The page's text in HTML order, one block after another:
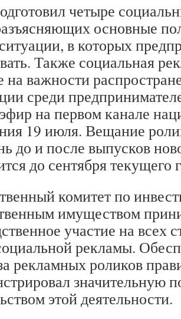
четыре
основные
в которых
Также социальная
на важности
среди
на первом канале
19 июля. Вещание
до и после выпусков
до сентября текущего
комитет по
имуществом
участие на всех
рекламы.
рекламных роликов
значительную
этой деятельности.